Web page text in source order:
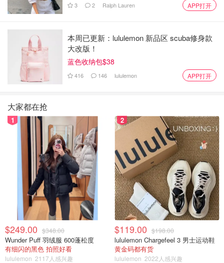
3 2 Ralph Lauren APP打开
本周已更新：lululemon 新品区 scuba修身款
大改版！
蓝色收纳包$38
416 146 lululemon APP打开
大家都在抢
1
$249.00 $348.00
Wunder Puff 羽绒服 600蓬松度
有细闪的黑色 拍照好看
lululemon 2117人感兴趣
2
$119.00 $198.00
lululemon Chargefeel 3 男士运动鞋
黄金码都有货
lululemon 2022人感兴趣